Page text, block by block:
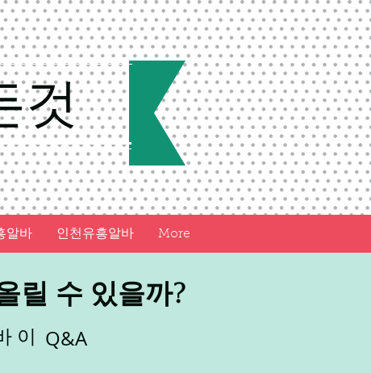
것
알바 인천유흥알바 More
릴 수 있을까?
이 Q&A